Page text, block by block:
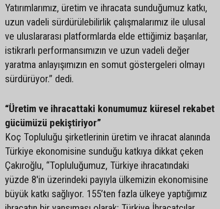
Yatırımlarımız, üretim ve ihracata sunduğumuz katkı,
uzun vadeli sürdürülebilirlik çalışmalarımız ile ulusal
ve uluslararası platformlarda elde ettiğimiz başarılar,
istikrarlı performansımızın ve uzun vadeli değer
yaratma anlayışımızın en somut göstergeleri olmayı
sürdürüyor.” dedi.
“Üretim ve ihracattaki konumumuz küresel rekabet
gücümüzü pekiştiriyor”
Koç Topluluğu şirketlerinin üretim ve ihracat alanında
Türkiye ekonomisine sunduğu katkıya dikkat çeken
Çakıroğlu, “Topluluğumuz, Türkiye ihracatındaki
yüzde 8'in üzerindeki payıyla ülkemizin ekonomisine
büyük katkı sağlıyor. 155’ten fazla ülkeye yaptığımız